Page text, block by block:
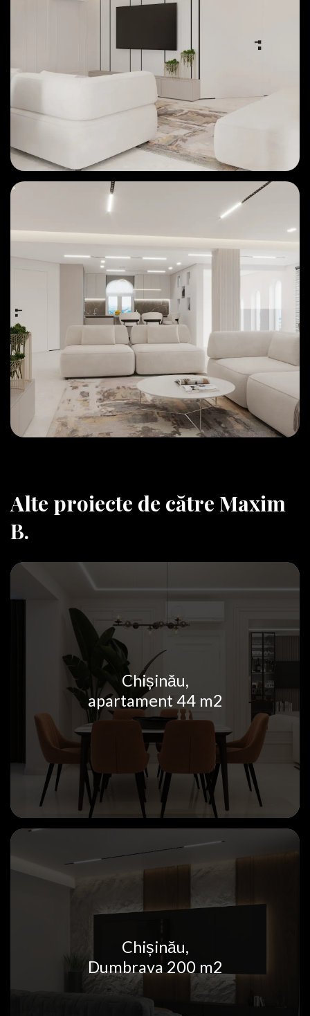
Alte proiecte de către Maxim
B.
Chișinău,
apartament 44 m2
Chișinău,
Dumbrava 200 m2